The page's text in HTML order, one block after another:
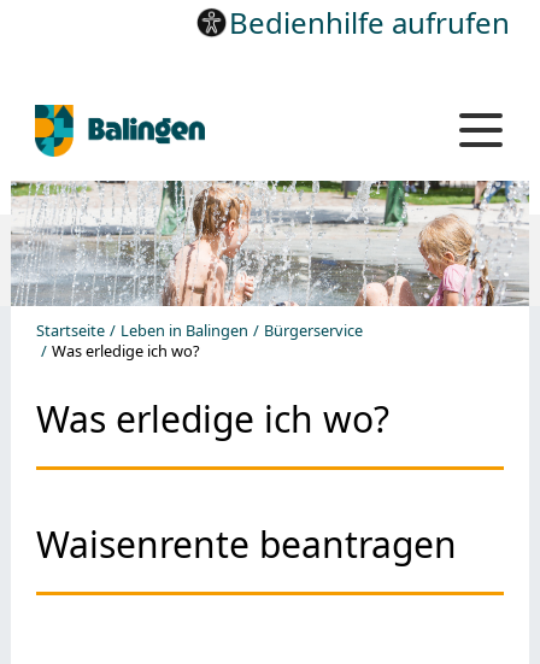
Bedienhilfe aufrufen
Startseite Leben in Balingen
Bürgerservice
Was erledige ich wo?
Was erledige ich wo?
Waisenrente beantragen